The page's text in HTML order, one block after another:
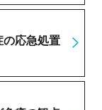
の応急処置